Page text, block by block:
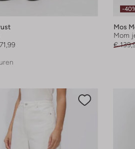
-
Mos
Mom
€